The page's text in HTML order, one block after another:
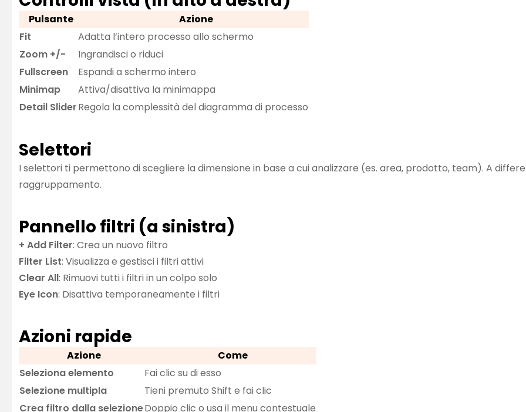
Pulsante
Azione
Fit
Adatta l’intero processo allo schermo
Zoom +/-
Ingrandisci o riduci
Fullscreen
Espandi a schermo intero
Minimap
Attiva/disattiva la minimappa
Detail SliderRegola la complessità del diagramma di processo
Selettori
I selettori ti permettono di scegliere la dimensione in base a cui analizzare (es. area, prodotto, team). A
raggruppamento.
Pannello filtri (a sinistra)
+ Add Filter: Crea un nuovo filtro
Filter List: Visualizza e gestisci i filtri attivi
Clear All: Rimuovi tutti i filtri in un colpo solo
Eye Icon: Disattiva temporaneamente i filtri
Azioni rapide
Azione
Come
Seleziona elemento
Fai clic su di esso
Selezione multipla
Tieni premuto Shift e fai clic
Crea filtro dalla selezioneDoppio clic o usa il menu contestuale